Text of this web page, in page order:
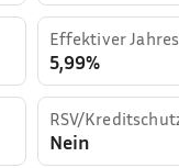
Effektiver
5,99%
RSV/
Nein